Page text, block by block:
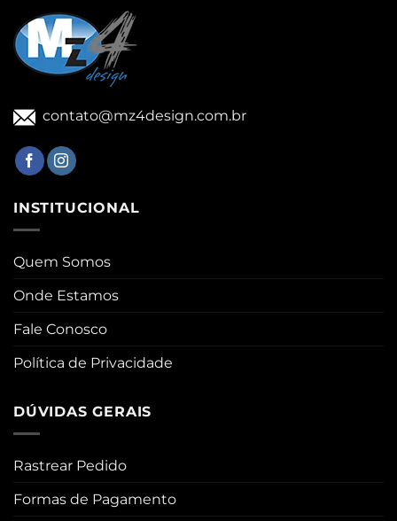
contato@mz4design.com.br
INSTITUCIONAL
Quem Somos
Onde Estamos
Fale Conosco
Política de Privacidade
DÚVIDAS GERAIS
Rastrear Pedido
Formas de Pagamento